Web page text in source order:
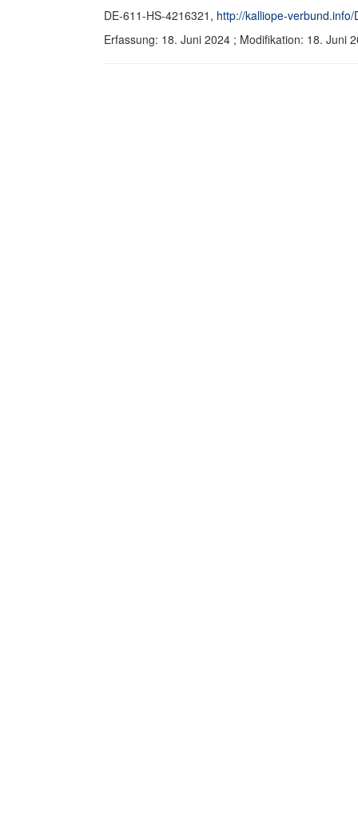
DE-611-HS-4216321, http://kalliope-
Erfassung: 18. Juni 2024 ; Modifikation: 18. Juni